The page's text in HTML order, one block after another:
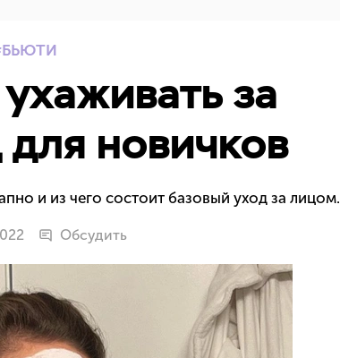
БЬЮТИ
за
новичков
и из чего состоит базовый уход за лицом.
Обсудить